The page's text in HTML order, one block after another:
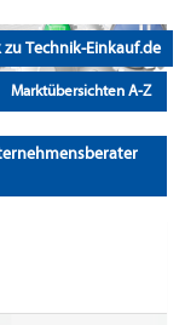
Technik-Einkauf.de
Marktübersichten A-Z